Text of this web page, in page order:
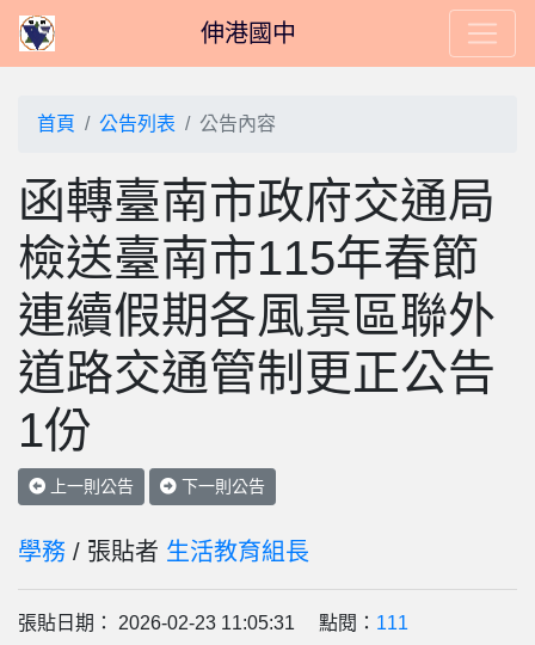
伸港國中
首頁 公告列表 公告內容
函轉臺南市政府交通局
檢送臺南市115年春節
連續假期各風景區聯外
道路交通管制更正公告
1份
上一則公告 下一則公告
學務 / 張貼者 生活教育組長
張貼日期： 2026-02-23 11:05:31 點閱： 111